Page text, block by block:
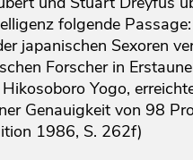
folgende Passage:
japanischen Sexoren
Forscher in
Hikosoboro Yogo,
Genauigkeit von 98
1986, S. 262f)